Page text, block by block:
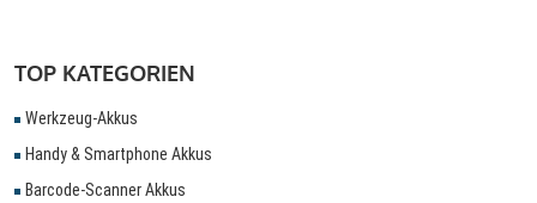
TOP KATEGORIEN
Werkzeug-Akkus
Handy & Smartphone Akkus
Barcode-Scanner Akkus